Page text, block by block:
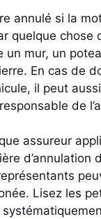
annulé si la
quelque chose
un mur, un
En cas de
il peut
de
assureur
d’annulation
Lisez les